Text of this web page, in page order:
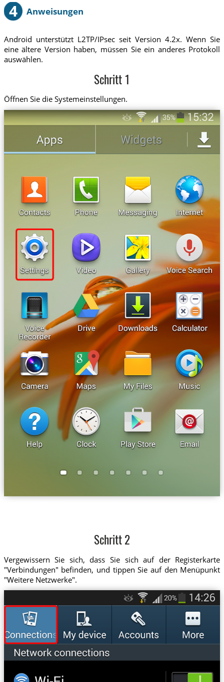
4 Anweisungen
Android unterstützt L2TP/IPsec seit Version 4.2x. Wenn Sie
eine ältere Version haben, müssen Sie ein anderes Protokoll
auswählen.
Schritt 1
Öffnen Sie die Systemeinstellungen.
Schritt 2
Vergewissern Sie sich, dass Sie sich auf der Registerkarte
"Verbindungen" befinden, und tippen Sie auf den Menüpunkt
"Weitere Netzwerke".